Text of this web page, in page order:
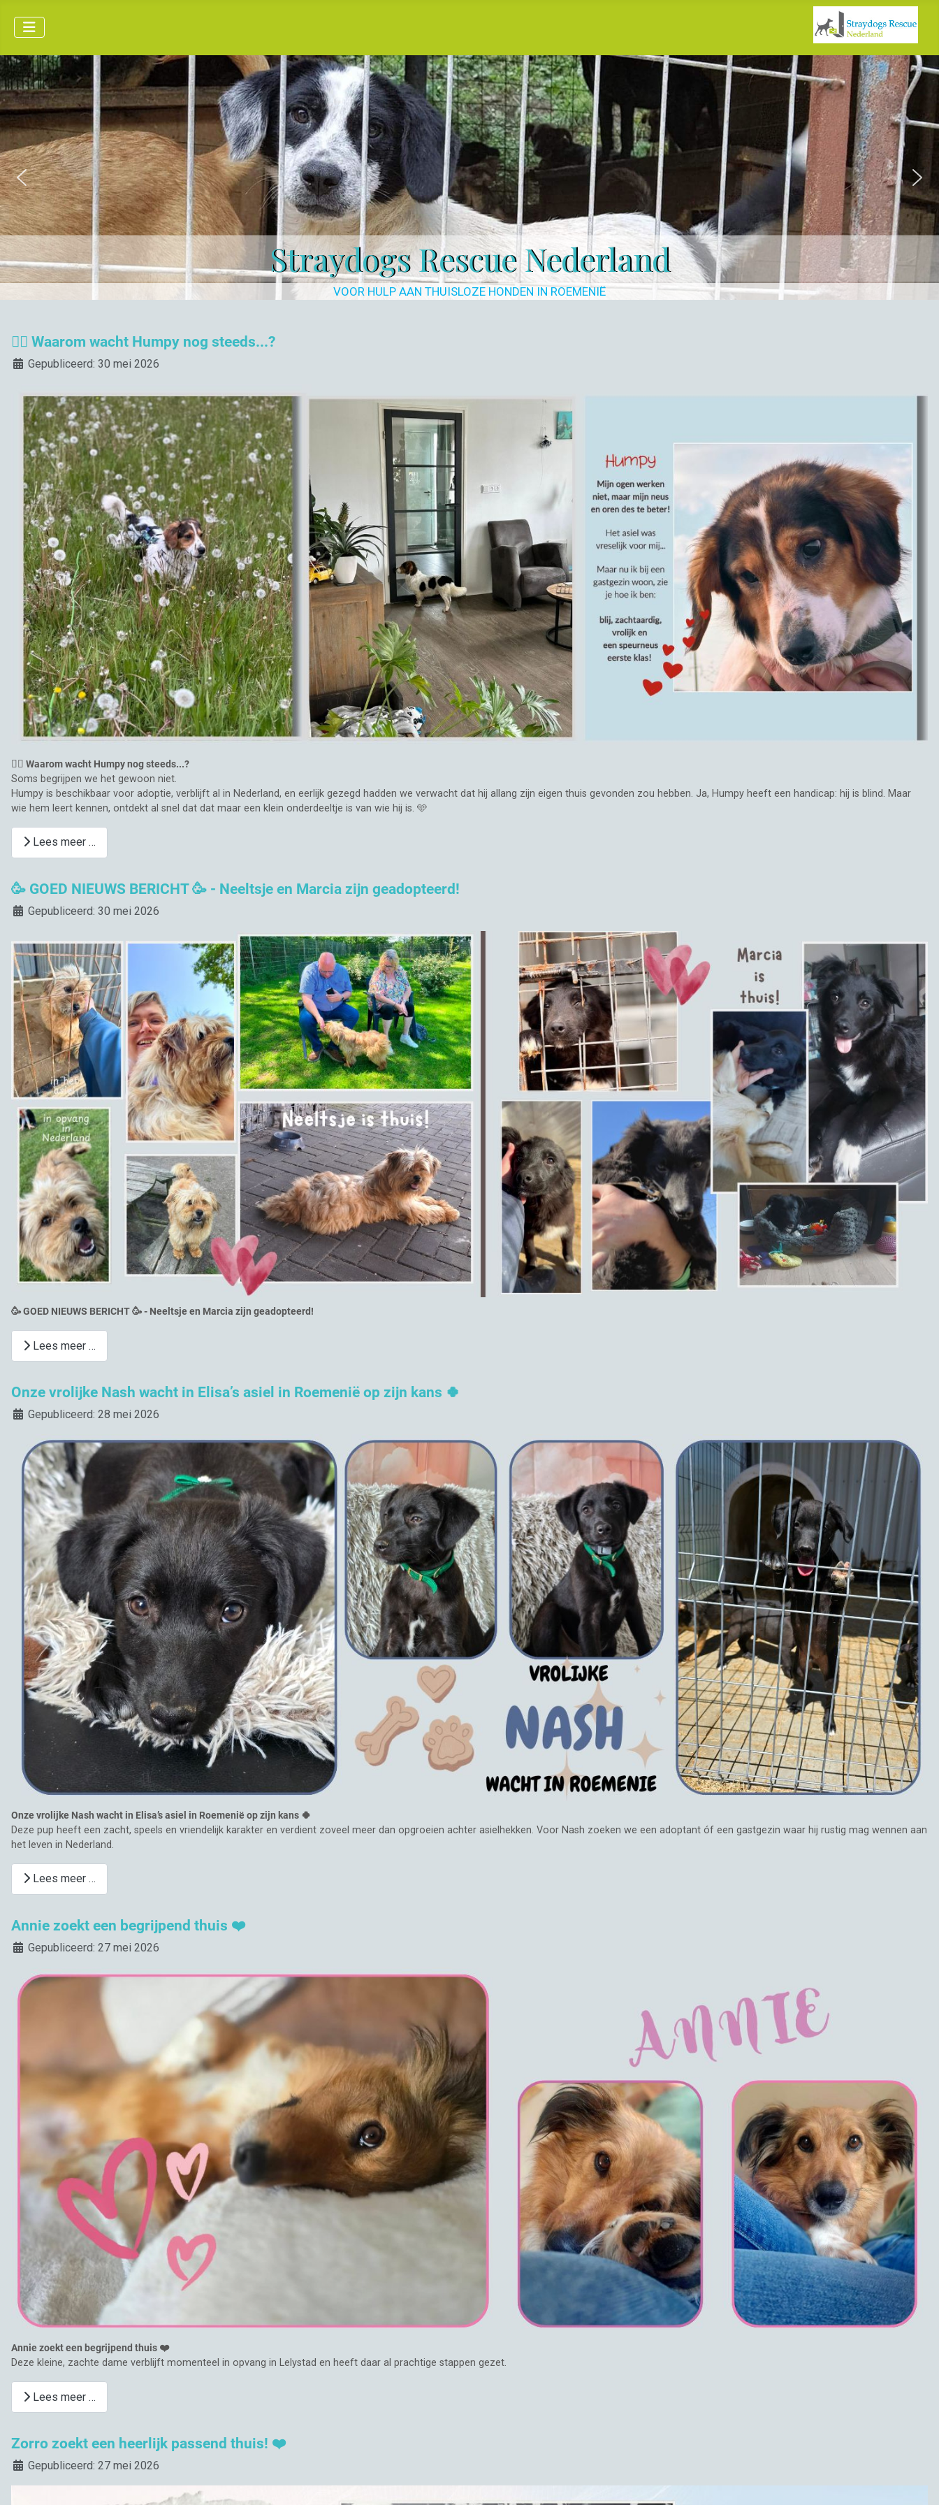
Straydogs Rescue
VOOR HULP AAN THUISLOZE HONDEN
🤷‍♀️ Waarom wacht Humpy nog steeds...?
DetailsGepubliceerd: 30 mei 2026
🤷‍♀️ Waarom wacht Humpy nog steeds...?
Soms begrijpen we het gewoon niet.
Humpy is beschikbaar voor adoptie, verblijft al in Nederland, en eerlijk gezegd hadden we verwacht dat hij allang zijn eigen thuis gevonden zou hebben. Ja, Humpy heeft een handicap: hij is blind. Maar
wie hem leert kennen, ontdekt al snel dat dat maar een klein onderdeeltje is van wie hij is. 🩵
Lees meer …
🥳 GOED NIEUWS BERICHT 🥳 - Neeltsje en Marcia zijn geadopteerd!
DetailsGepubliceerd: 30 mei 2026
🥳 GOED NIEUWS BERICHT 🥳 - Neeltsje en Marcia zijn geadopteerd!
Lees meer …
Onze vrolijke Nash wacht in Elisa’s asiel in Roemenië op zijn kans 🍀
DetailsGepubliceerd: 28 mei 2026
Onze vrolijke Nash wacht in Elisa’s asiel in Roemenië op zijn kans 🍀
Deze pup heeft een zacht, speels en vriendelijk karakter en verdient zoveel meer dan opgroeien achter asielhekken. Voor Nash zoeken we een adoptant óf een gastgezin waar hij rustig mag wennen aan
het leven in Nederland.
Lees meer …
Annie zoekt een begrijpend thuis ❤️
DetailsGepubliceerd: 27 mei 2026
Annie zoekt een begrijpend thuis ❤️
Deze kleine, zachte dame verblijft momenteel in opvang in Lelystad en heeft daar al prachtige stappen gezet.
Lees meer …
Zorro zoekt een heerlijk passend thuis! ❤️
DetailsGepubliceerd: 27 mei 2026